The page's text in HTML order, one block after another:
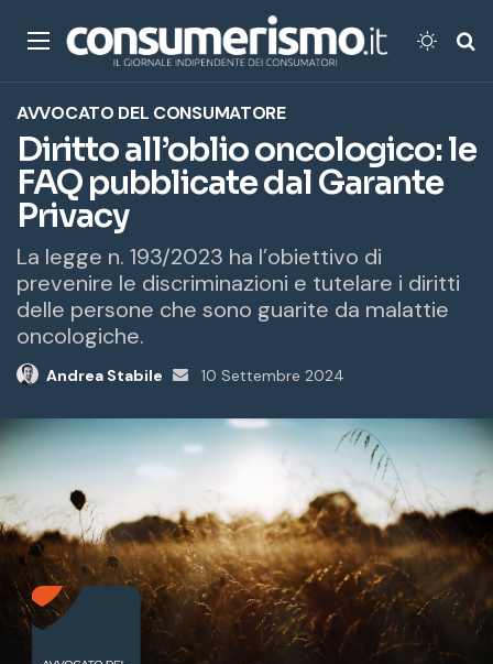
Menu
AVVOCATO DEL CONSUMATORE
Diritto all’oblio oncologico: le
FAQ pubblicate dal Garante
Privacy
La legge n. 193/2023 ha l’obiettivo di
prevenire le discriminazioni e tutelare i diritti
delle persone che sono guarite da malattie
oncologiche.
Andrea Stabile
Invia
10 Settembre 2024